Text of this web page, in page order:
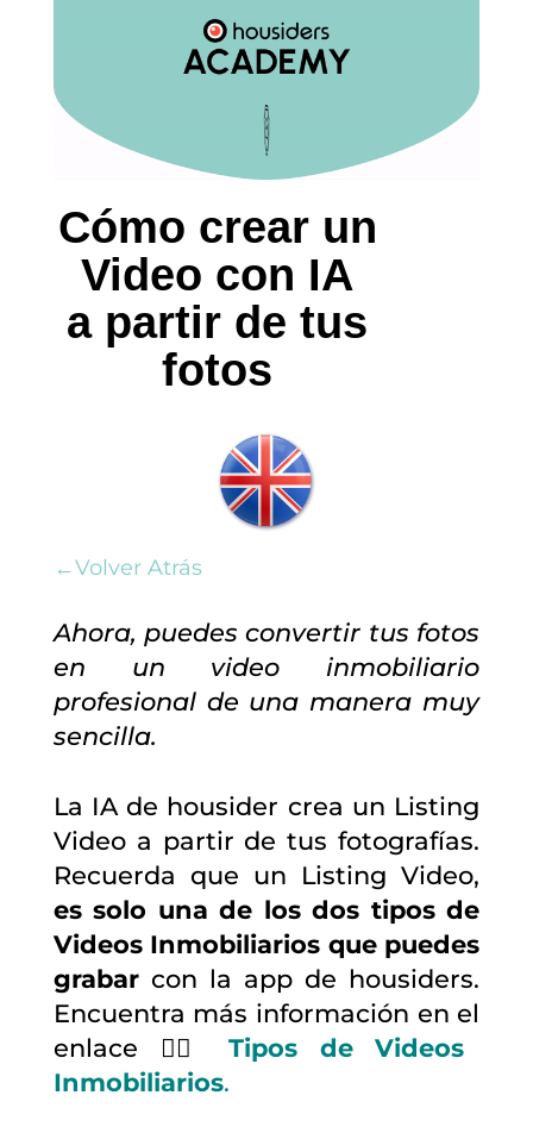
Cómo crear un
Video con IA
a partir de tus
fotos
←Volver Atrás
Ahora, puedes convertir tus fotos
en un video inmobiliario
profesional de una manera muy
sencilla.
La IA de housider crea un Listing
Video a partir de tus fotografías.
Recuerda que un Listing Video,
es solo una de los dos tipos de
Videos Inmobiliarios que puedes
grabarcon la app de housiders.
Encuentra más información en el
enlace 👉🏼 Tipos de Videos
Inmobiliarios.